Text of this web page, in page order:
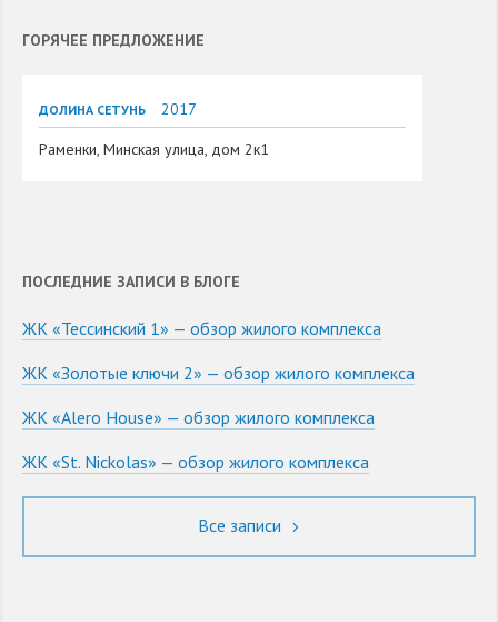
ГОРЯЧЕЕ ПРЕДЛОЖЕНИЕ
ДОЛИНА СЕТУНЬ
2017
Раменки, Минская улица, дом 2к1
ПОСЛЕДНИЕ ЗАПИСИ В БЛОГЕ
ЖК «Тессинский 1» — обзор жилого комплекса
ЖК «Золотые ключи 2» — обзор жилого комплекса
ЖК «Alero House» — обзор жилого комплекса
ЖК «St. Nickolas» — обзор жилого комплекса
Все записи